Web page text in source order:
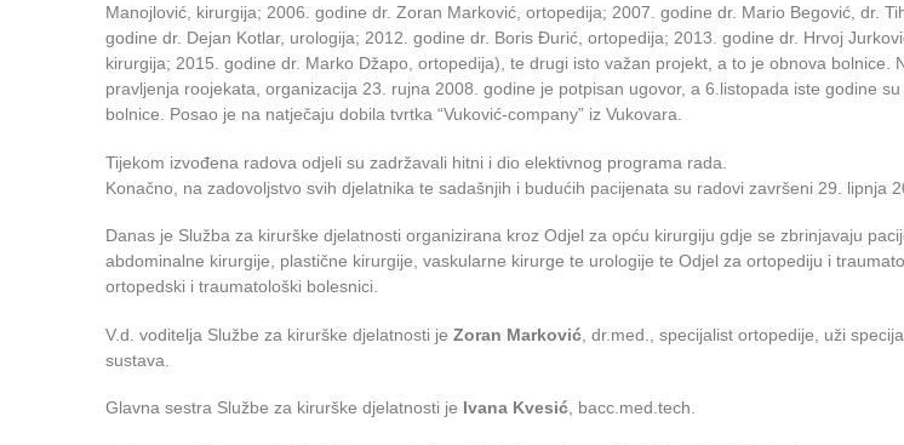
Manojlović, kirurgija; 2006. godine dr. Zoran Marković, ortopedija; 2007. godine dr. Mario Begović, dr.
godine dr. Dejan Kotlar, urologija; 2012. godine dr. Boris Đurić, ortopedija; 2013. godine dr. Hrvoj
kirurgija; 2015. godine dr. Marko Džapo, ortopedija), te drugi isto važan projekt, a to je obnova bolnice.
pravljenja roojekata, organizacija 23. rujna 2008. godine je potpisan ugovor, a 6.listopada iste godine
bolnice. Posao je na natječaju dobila tvrtka “Vuković-company” iz Vukovara.
Tijekom izvođena radova odjeli su zadržavali hitni i dio elektivnog programa rada.
Konačno, na zadovoljstvo svih djelatnika te sadašnjih i budućih pacijenata su radovi završeni 29. lipnja
Danas je Služba za kirurške djelatnosti organizirana kroz Odjel za opću kirurgiju gdje se zbrinjavaju
abdominalne kirurgije, plastične kirurgije, vaskularne kirurge te urologije te Odjel za ortopediju i
ortopedski i traumatološki bolesnici.
V.d. voditelja Službe za kirurške djelatnosti je Zoran Marković , dr.med., specijalist ortopedije, uži
sustava.
Glavna sestra Službe za kirurške djelatnosti je Ivana Kvesić, bacc.med.tech.